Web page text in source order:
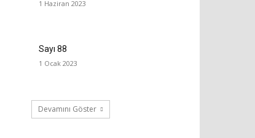
1 Haziran 2023
Sayı 88
1 Ocak 2023
Devamını Göster